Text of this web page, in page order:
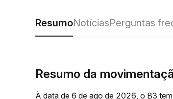
ResumoNotíciasPerguntas
Resumo da
À data de 6 de ago de 2026, o B3